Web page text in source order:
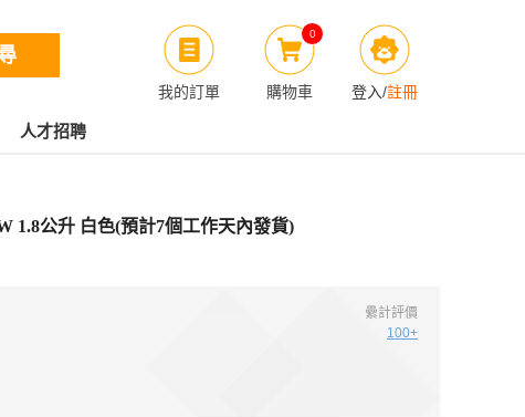
我的訂單
0
購物車 登入/註冊
人才招聘
1.8公升 白色(預計7個工作天內發貨)
纍計評價
100+